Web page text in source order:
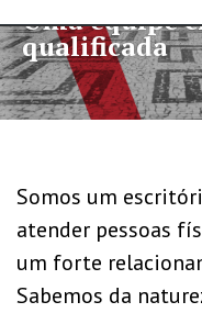
criativa e
Somos um
atender pessoas
um forte
Sabemos da